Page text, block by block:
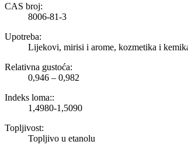
CAS broj:
8006-81-3
Upotreba:
Lijekovi, mirisi i arome, kozmetika i
Relativna gustoća:
0,946 – 0,982
Indeks loma::
1,4980-1,5090
Topljivost:
Topljivo u etanolu